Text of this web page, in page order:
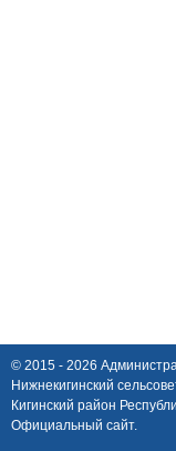
© 2015 - 2026
Нижнекигинский
Кигинский район
Официальный сайт.